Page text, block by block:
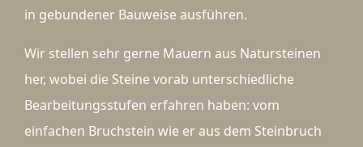
in gebundener Bauweise ausführen.
Wir stellen sehr gerne Mauern aus Natursteinen
her, wobei die Steine vorab unterschiedliche
Bearbeitungsstufen erfahren haben: vom
einfachen Bruchstein wie er aus dem Steinbruch